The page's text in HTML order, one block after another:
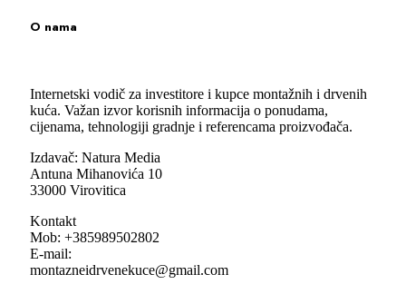
O nama
Internetski vodič za investitore i kupce montažnih i drvenih
kuća. Važan izvor korisnih informacija o ponudama,
cijenama, tehnologiji gradnje i referencama proizvođača.
Izdavač: Natura Media
Antuna Mihanovića 10
33000 Virovitica
Kontakt
Mob: +385989502802
E-mail:
montazneidrvenekuce@gmail.com